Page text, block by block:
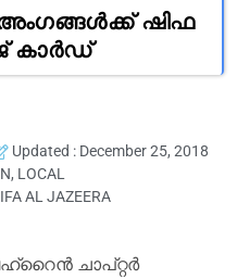
അംഗങ്ങൾക്ക് ഷിഫ
കാർഡ്
Updated : December 25, 2018
, LOCAL
AL JAZEERA
ചാപ്റ്റർ